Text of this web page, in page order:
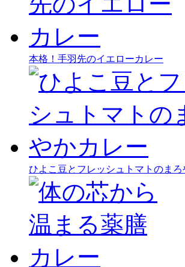
本格！手羽先のイエローカレー
ひよこ豆とフレッシュトマトのまろ